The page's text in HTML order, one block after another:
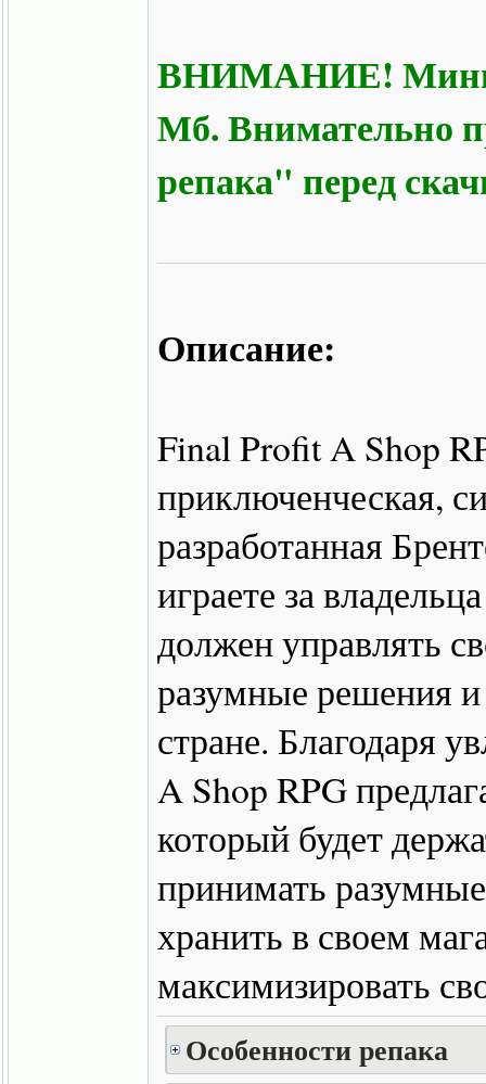
ВНИМАНИЕ!
Мб. Внимательно
репака" перед
Описание:
Final Profit A Shop
приключенческая,
разработанная
играете за
должен управлять
разумные решения
стране. Благодаря
A Shop RPG
который будет
принимать
хранить в своем
максимизировать
Особенности репака